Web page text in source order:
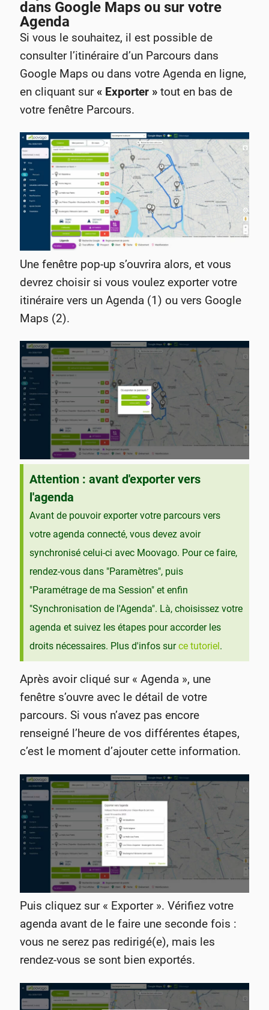
dans Google Maps ou sur votre
Agenda
Si vous le souhaitez, il est possible de
consulter l’itinéraire d’un Parcours dans
Google Maps ou dans votre Agenda en ligne,
en cliquant sur « Exporter » tout en bas de
votre fenêtre Parcours.
Une fenêtre pop-up s’ouvrira alors, et vous
devrez choisir si vous voulez exporter votre
itinéraire vers un Agenda (1) ou vers Google
Maps (2).
Attention : avant d'exporter vers
l'agenda
Avant de pouvoir exporter votre parcours vers
votre agenda connecté, vous devez avoir
synchronisé celui-ci avec Moovago. Pour ce faire,
rendez-vous dans "Paramètres", puis
"Paramétrage de ma Session" et enfin
"Synchronisation de l'Agenda". Là, choisissez votre
agenda et suivez les étapes pour accorder les
droits nécessaires. Plus d'infos surce tutoriel.
Après avoir cliqué sur « Agenda », une
fenêtre s’ouvre avec le détail de votre
parcours. Si vous n’avez pas encore
renseigné l’heure de vos différentes étapes,
c’est le moment d’ajouter cette information.
Puis cliquez sur « Exporter ». Vérifiez votre
agenda avant de le faire une seconde fois :
vous ne serez pas redirigé(e), mais les
rendez-vous se sont bien exportés.